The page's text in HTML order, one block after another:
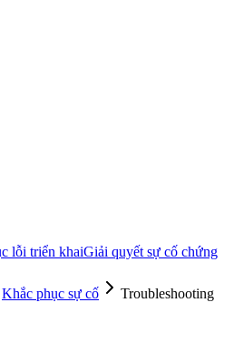
lỗi triển khaiGiải quyết sự cố chứng
Khắc phục sự cố
Troubleshooting